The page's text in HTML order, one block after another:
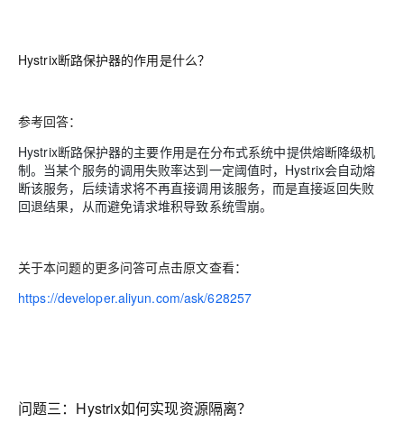
Hystrix断路保护器的作用是什么？
参考回答：
Hystrix断路保护器的主要作用是在分布式系统中提供熔断降级机
制。当某个服务的调用失败率达到一定阈值时，Hystrix会自动熔
断该服务，后续请求将不再直接调用该服务，而是直接返回失败
回退结果，从而避免请求堆积导致系统雪崩。
关于本问题的更多问答可点击原文查看：
https://developer.aliyun.com/ask/628257
问题三： Hystrix如何实现资源隔离？